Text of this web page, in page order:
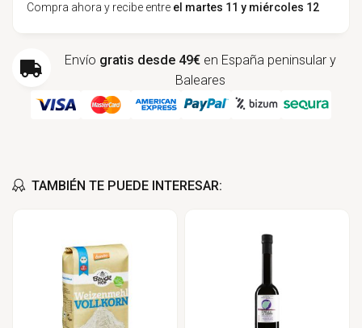
Compra ahora y recibe entre el martes 11 y miércoles 12
Envío gratis desde 49€ en España peninsular y
Baleares
TAMBIÉN TE PUEDE INTERESAR: